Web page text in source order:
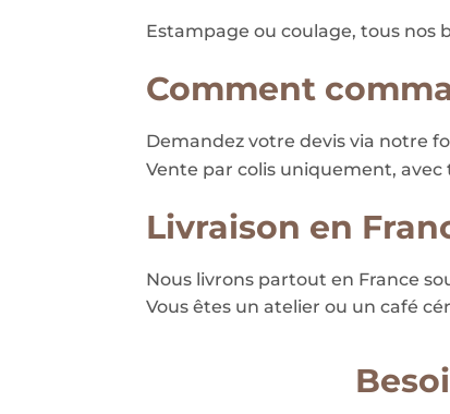
Estampage ou coulage, tous nos
Comment
Demandez votre devis via notre
Vente par colis uniquement, avec
Livraison en
Nous livrons partout en France
Vous êtes un atelier ou un café